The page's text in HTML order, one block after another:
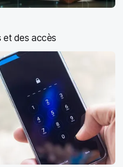
r
I
et des accès